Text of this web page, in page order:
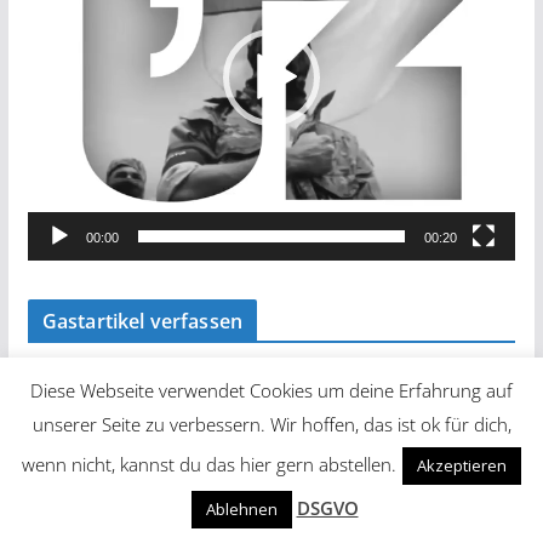
e
00:00 00:20
Gastartikel verfassen
Diese Webseite verwendet Cookies um deine Erfahrung auf
unserer Seite zu verbessern. Wir hoffen, das ist ok für dich,
wenn nicht, kannst du das hier gern abstellen.
Akzeptieren
Ablehnen
DSGVO